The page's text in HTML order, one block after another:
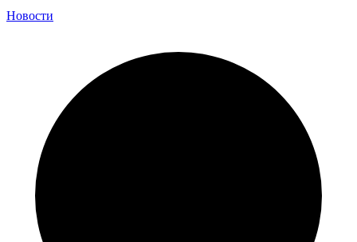
Новости